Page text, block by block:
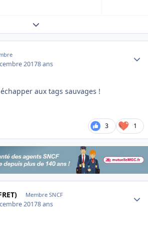
Expand topic overview
20178 ans
aux tags sauvages !
3 1
Membre SNCF
20178 ans